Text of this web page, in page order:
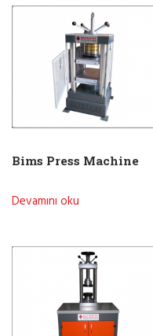
Bims Press Machine
Devamını oku